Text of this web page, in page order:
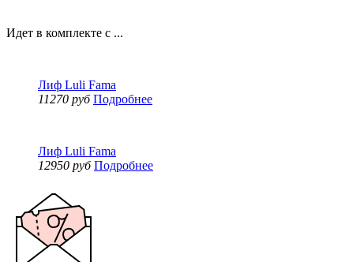
Идет в комплекте с ...
Лиф Luli Fama
11270 руб Подробнее
Лиф Luli Fama
12950 руб Подробнее